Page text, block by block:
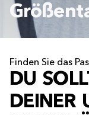
Finden Sie das
DU
DEINER